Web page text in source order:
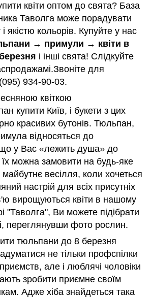
квіти оптом до свята? База
Таволга може порадувати
якістю кольорів. Купуйте у нас
→ примули → квіти в
і інші свята! Слідкуйте
для
934-90-03.
квіткою
купити Київ, і букети з цих
красивих бутонів. Тюльпан,
відносяться до
у Вас «лежить душа» до
їх можна замовити на будь-яке
майбутнє весілля, коли хочеться
настрій для всіх присутніх
вирощуються квіти в нашому
"Таволга", Ви можете підібрати
переглянувши фото рослин.
тюльпани до 8 березня
не тільки профспілки
але і люблячі чоловіки
зробити приємне своїм
Адже хіба знайдеться така